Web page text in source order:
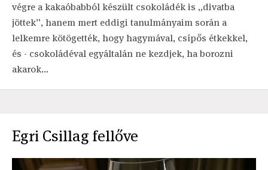
végre a kakaóbabból készült csokoládék is „divatba
jöttek”, hanem mert eddigi tanulmányaim során a
lelkemre kötögették, hogy hagymával, csípős étkekkel,
és - csokoládéval egyáltalán ne kezdjek, ha borozni
akarok...
Egri Csillag fellőve